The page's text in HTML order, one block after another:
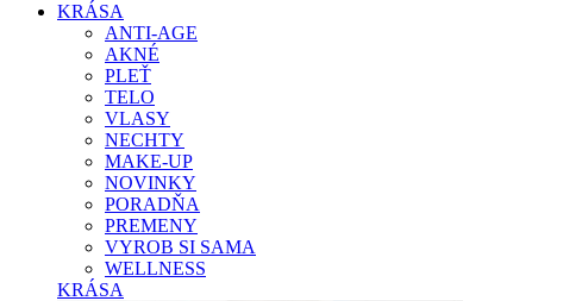
KRÁSA
ANTI-AGE
AKNÉ
PLEŤ
TELO
VLASY
NECHTY
MAKE-UP
NOVINKY
PORADŇA
PREMENY
VYROB SI SAMA
WELLNESS
KRÁSA